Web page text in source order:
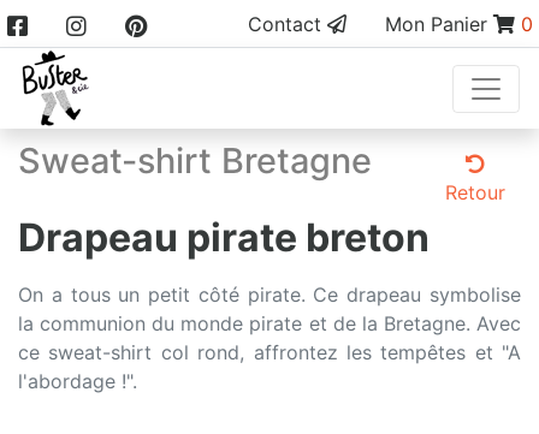
Contact Mon Panier 0
Sweat-shirt Bretagne
Retour
Drapeau pirate breton
On a tous un petit côté pirate. Ce drapeau symbolise
la communion du monde pirate et de la Bretagne. Avec
ce sweat-shirt col rond, affrontez les tempêtes et "A
l'abordage !".